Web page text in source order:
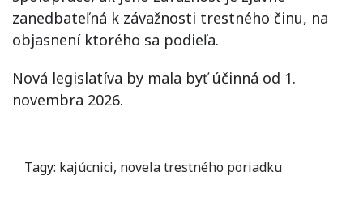
zanedbateľná k závažnosti trestného činu, na
objasnení ktorého sa podieľa.
Nová legislatíva by mala byť účinná od 1.
novembra 2026.
Tagy: kajúcnici, novela trestného poriadku